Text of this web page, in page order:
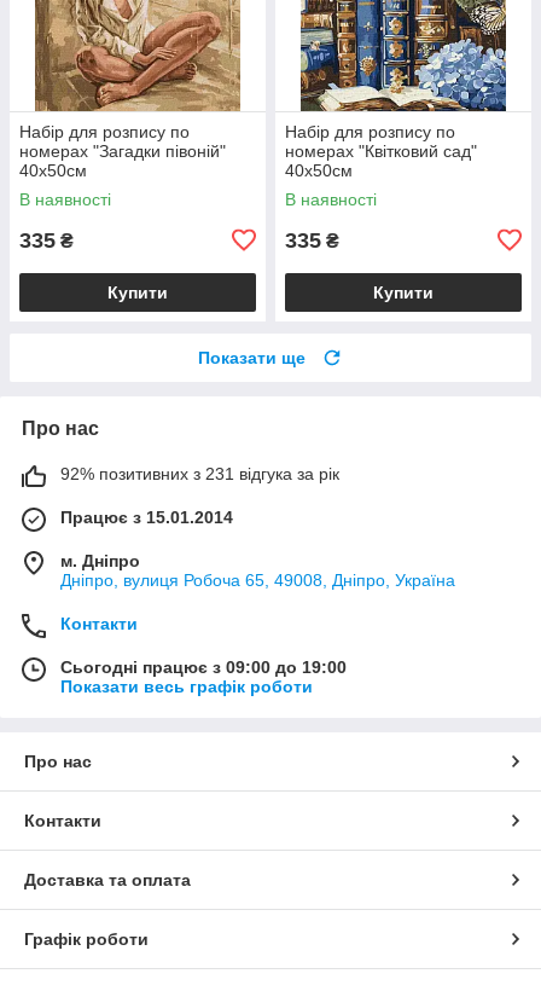
Набір для розпису по
номерах "Загадки півоній"
40х50см
В наявності
335 ₴
Купити
Набір для розпису по
номерах "Квітковий сад"
40х50см
В наявності
335 ₴
Купити
Показати ще
Про нас
92% позитивних з 231 відгука за рік
Працює з 15.01.2014
м. Дніпро
Дніпро, вулиця Робоча 65, 49008, Дніпро, Україна
Контакти
Сьогодні працює з 09:00 до 19:00
Показати весь графік роботи
Про нас
Контакти
Доставка та оплата
Графік роботи